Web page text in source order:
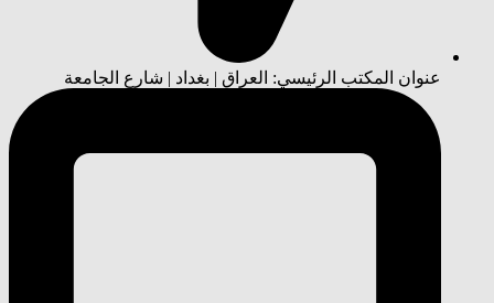
عنوان المكتب الرئيسي: العراق | بغداد | شارع الجامعة